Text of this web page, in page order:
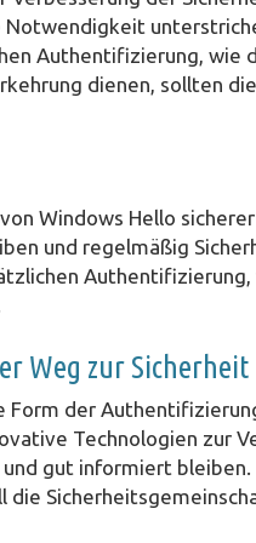
Authentifizierung, wie
dienen, sollten
Windows Hello
und regelmäßig
Weg zur Sicherheit
der
Technologien zur
gut informiert
die